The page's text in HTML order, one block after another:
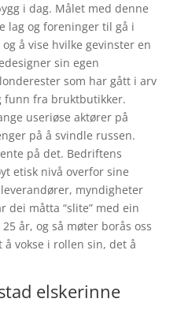
i dag. Målet med denne
lag og foreninger til gå i
å vise hvilke gevinster en
sin egen
som har gått i arv
funn fra bruktbutikker.
useriøse aktører på
på å svindle russen.
på det. Bedriftens
etisk nivå overfor sine
myndigheter
dei måtta “slite” med ein
år, og så møter borås oss
å vokse i rollen sin, det å
elskerinne